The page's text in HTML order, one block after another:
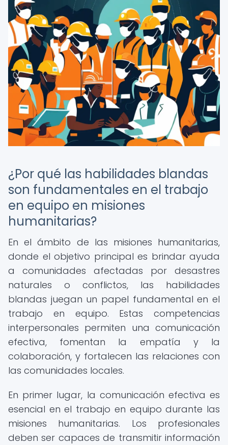
¿Por qué las habilidades blandas
son fundamentales en el trabajo
en equipo en misiones
humanitarias?
En el ámbito de las misiones humanitarias,
donde el objetivo principal es brindar ayuda
a comunidades afectadas por desastres
naturales o conflictos, las habilidades
blandas juegan un papel fundamental en el
trabajo en equipo. Estas competencias
interpersonales permiten una comunicación
efectiva, fomentan la empatía y la
colaboración, y fortalecen las relaciones con
las comunidades locales.
En primer lugar, la comunicación efectiva es
esencial en el trabajo en equipo durante las
misiones humanitarias. Los profesionales
deben ser capaces de transmitir información